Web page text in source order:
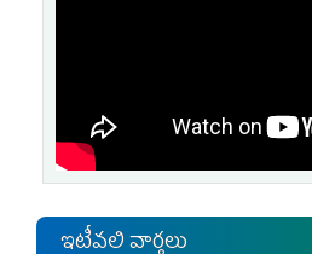
ఇటీవలి వార్తలు